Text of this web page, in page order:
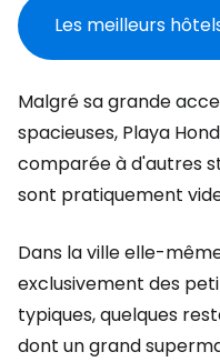
Les meilleurs
Malgré sa grande
spacieuses, Playa
comparée à d'autres
sont pratiquement
Dans la ville elle-
exclusivement des
typiques, quelques
dont un grand